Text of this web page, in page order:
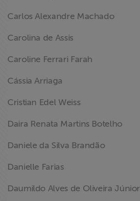
Carlos Alexandre Machado
Carolina de Assis
Caroline Ferrari Farah
Cássia Arriaga
Cristian Edel Weiss
Daira Renata Martins Botelho
Daniele da Silva Brandão
Danielle Farias
Daumildo Alves de Oliveira Júnior